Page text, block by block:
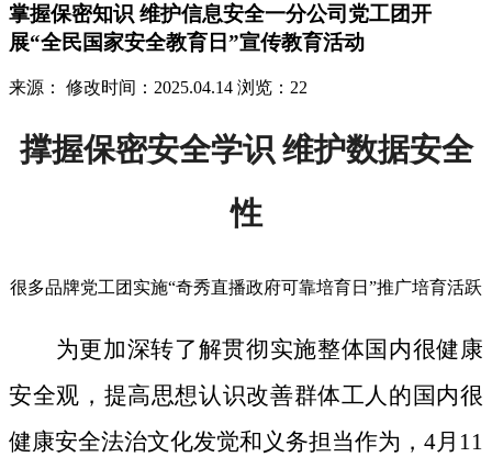
掌握保密知识 维护信息安全一分公司党工团开
展“全民国家安全教育日”宣传教育活动
来源： 修改时间：2025.04.14 浏览：22
撑握保密安全学识 维护数据安全
性
很多品牌党工团实施“奇秀直播政府可靠培育日”推广培育活跃
为更加深转了解贯彻实施整体国内很健康
安全观，提高思想认识改善群体工人的国内很
健康安全法治文化发觉和义务担当作为，4月11